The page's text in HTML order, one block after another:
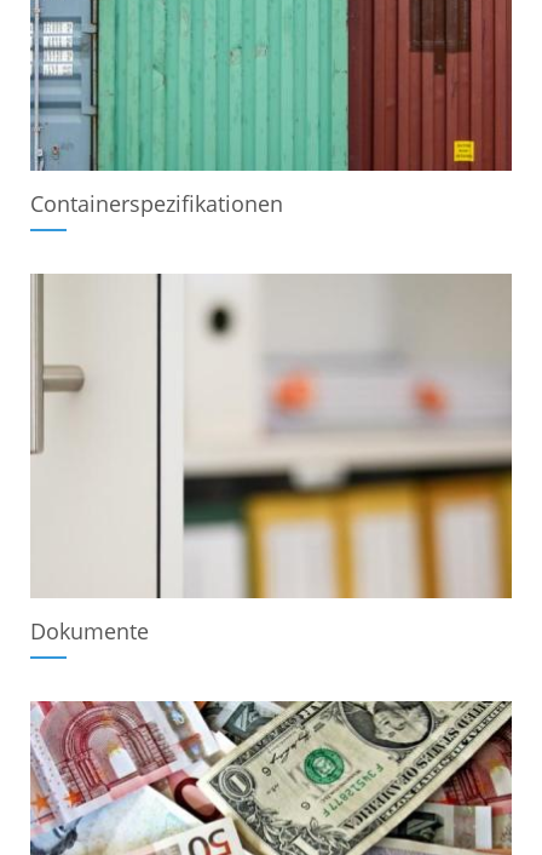
Containerspezifikationen
Dokumente